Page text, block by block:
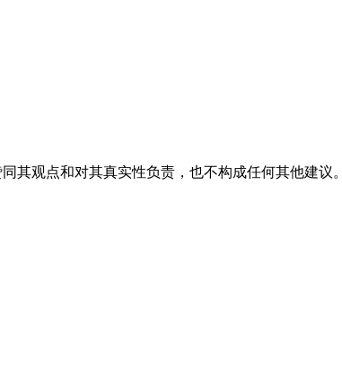
其观点和对其真实性负责，也不构成任何其他建议